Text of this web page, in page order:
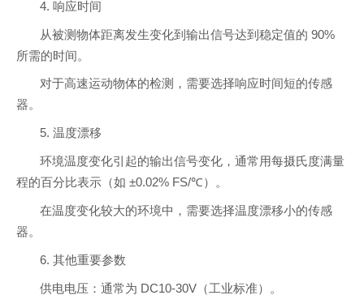
4. 响应时间
从被测物体距离发生变化到输出信号达到稳定值的 90%
所需的时间。
对于高速运动物体的检测，需要选择响应时间短的传感
器。
5. 温度漂移
环境温度变化引起的输出信号变化，通常用每摄氏度满量
程的百分比表示（如 ±0.02% FS/℃）。
在温度变化较大的环境中，需要选择温度漂移小的传感
器。
6. 其他重要参数
供电电压：通常为 DC10-30V（工业标准）。